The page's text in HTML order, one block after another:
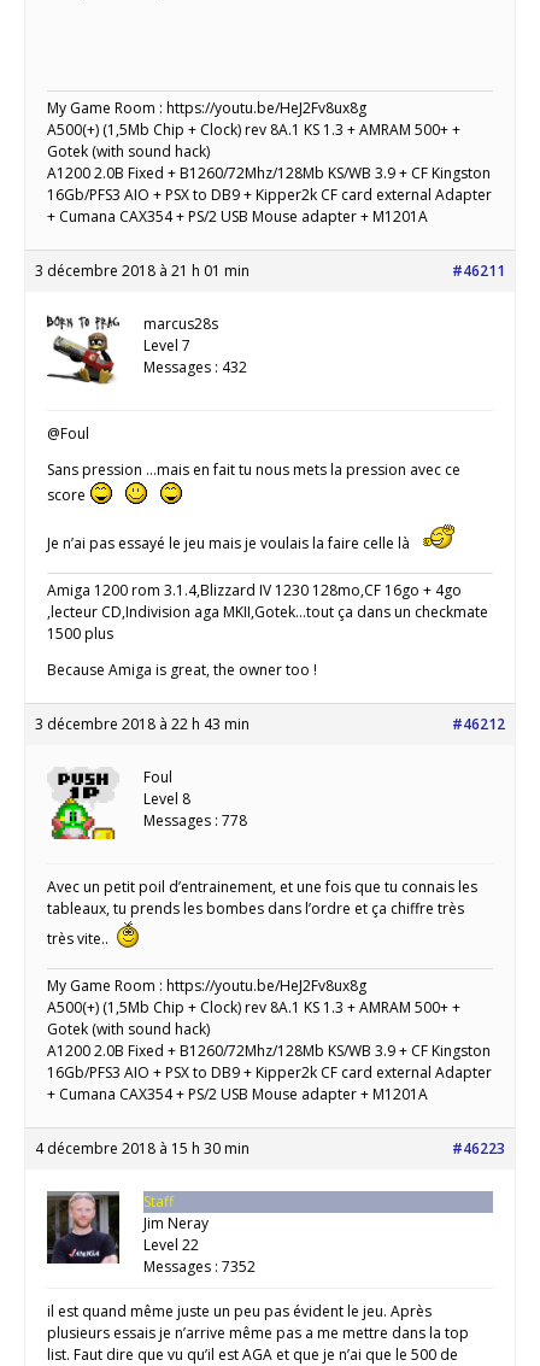
My Game Room : https://youtu.be/HeJ2Fv8ux8g
A500(+) (1,5Mb Chip + Clock) rev 8A.1 KS 1.3 + AMRAM 500+ +
Gotek (with sound hack)
A1200 2.0B Fixed + B1260/72Mhz/128Mb KS/WB 3.9 + CF Kingston
16Gb/PFS3 AIO + PSX to DB9 + Kipper2k CF card external Adapter
+ Cumana CAX354 + PS/2 USB Mouse adapter + M1201A
3 décembre 2018 à 21 h 01 min #46211
marcus28s
Level 7
Messages : 432
@Foul
Sans pression …mais en fait tu nous mets la pression avec ce
score
Je n’ai pas essayé le jeu mais je voulais la faire celle là
Amiga 1200 rom 3.1.4,Blizzard IV 1230 128mo,CF 16go + 4go
,lecteur CD,Indivision aga MKII,Gotek...tout ça dans un checkmate
1500 plus
Because Amiga is great, the owner too !
3 décembre 2018 à 22 h 43 min #46212
Foul
Level 8
Messages : 778
Avec un petit poil d’entrainement, et une fois que tu connais les
tableaux, tu prends les bombes dans l’ordre et ça chiffre très
très vite..
My Game Room : https://youtu.be/HeJ2Fv8ux8g
A500(+) (1,5Mb Chip + Clock) rev 8A.1 KS 1.3 + AMRAM 500+ +
Gotek (with sound hack)
A1200 2.0B Fixed + B1260/72Mhz/128Mb KS/WB 3.9 + CF Kingston
16Gb/PFS3 AIO + PSX to DB9 + Kipper2k CF card external Adapter
+ Cumana CAX354 + PS/2 USB Mouse adapter + M1201A
4 décembre 2018 à 15 h 30 min #46223
Staff
Jim Neray
Level 22
Messages : 7352
il est quand même juste un peu pas évident le jeu. Après
plusieurs essais je n’arrive même pas a me mettre dans la top
list. Faut dire que vu qu’il est AGA et que je n’ai que le 500 de